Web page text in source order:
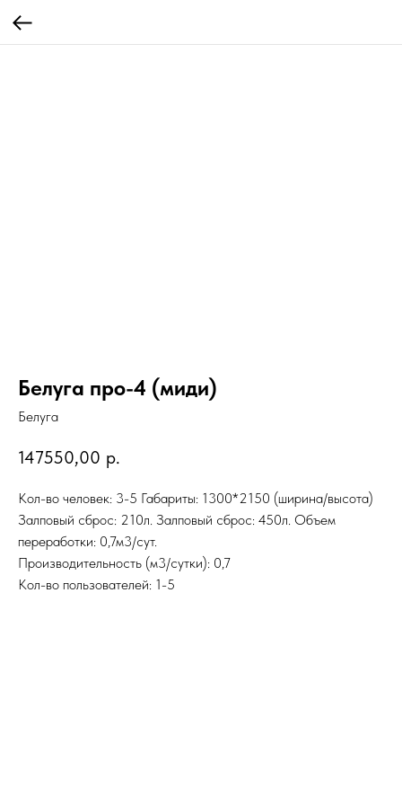
Белуга про-4 (миди)
Белуга
147550,00 р.
Кол-во человек: 3-5 Габариты: 1300*2150 (ширина/высота)
Залповый сброс: 210л. Залповый сброс: 450л. Объем
переработки: 0,7м3/сут.
Производительность (м3/сутки): 0,7
Кол-во пользователей: 1-5